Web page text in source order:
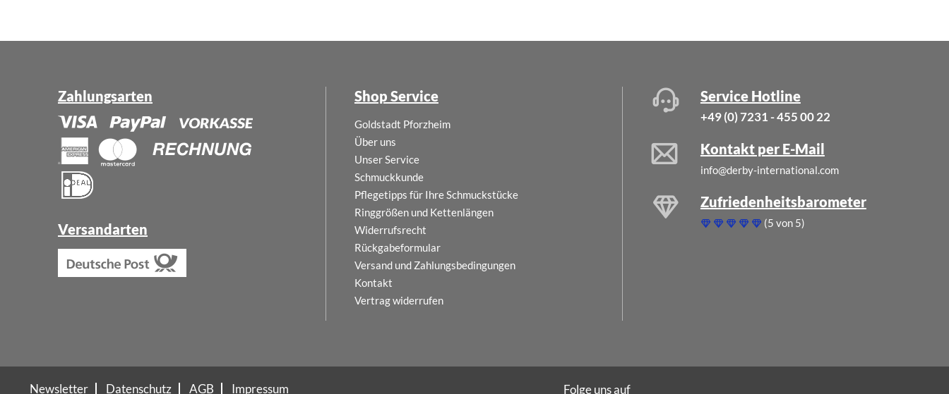
Zahlungsarten
Versandarten
Shop Service
Goldstadt Pforzheim
Über uns
Unser Service
Schmuckkunde
Pflegetipps für Ihre Schmuckstücke
Ringgrößen und Kettenlängen
Widerrufsrecht
Rückgabeformular
Versand und Zahlungsbedingungen
Kontakt
Vertrag widerrufen
Service Hotline
+49 (0) 7231 - 455 00 22
Kontakt per E-Mail
info@derby-international.com
Zufriedenheitsbarometer
(5 von 5)
Newsletter Datenschutz AGB Impressum Folge uns auf